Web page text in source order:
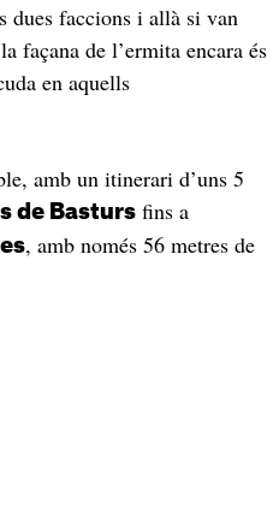
dues faccions i allà si van
façana de l’ermita encara és
en aquells
amb un itinerari d’uns 5
de Bastursfins a
, amb només 56 metres de